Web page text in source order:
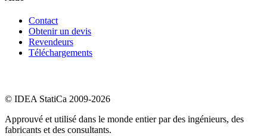
Contact
Obtenir un devis
Revendeurs
Téléchargements
© IDEA StatiCa 2009-2026
Approuvé et utilisé dans le monde entier par des ingénieurs, des
fabricants et des consultants.